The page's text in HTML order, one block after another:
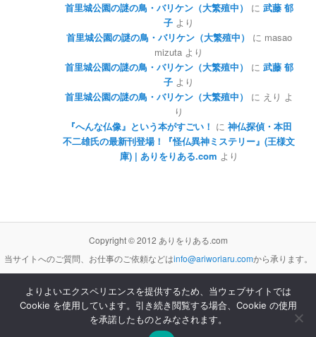
首里城公園の謎の鳥・バリケン（大繁殖中） に 武藤 郁
子 より
首里城公園の謎の鳥・バリケン（大繁殖中）
に masao
mizuta より
首里城公園の謎の鳥・バリケン（大繁殖中）
に 武藤 郁
子 より
首里城公園の謎の鳥・バリケン（大繁殖中）
に えり よ
り
『へんな仏像』という本がすごい！ に 神仏探偵・本田
不二雄氏の最新刊登場！『怪仏異神ミステリー』(王様文
庫) | ありをりある.com より
Copyright © 2012 ありをりある.com
当サイトへのご質問、お仕事のご依頼などはinfo@ariworiaru.comから承ります。
本サイトの記事・内容は クリエイティブ・コモンズ 表示 - 非営利 - 改変禁止 3.0 非移植 ライセンス
の下に提供します。
Proudly powered by WordPress
よりよいエクスペリエンスを提供するため、当ウェブサイトでは
Cookie を使用しています。引き続き閲覧する場合、Cookie の使用
を承諾したものとみなされます。